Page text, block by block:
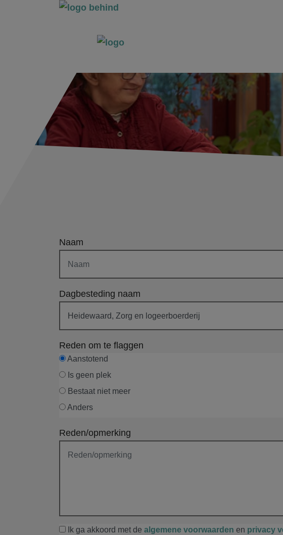
Naam
Dagbesteding naam
Reden om te flaggen
Aanstotend
Is geen plek
Bestaat niet meer
Anders
Reden/opmerking
Ik ga akkoord met de algemene voorwaarden en privacy